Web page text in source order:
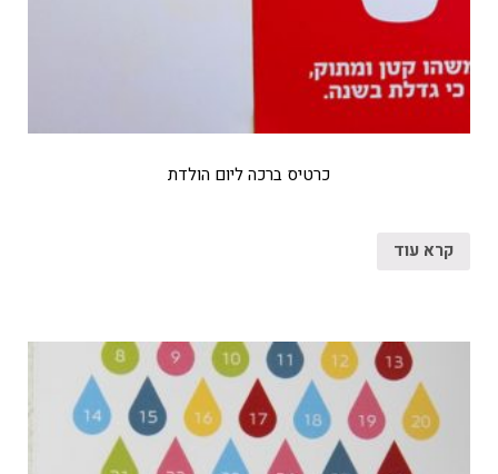
כרטיס ברכה ליום הולדת
קרא עוד